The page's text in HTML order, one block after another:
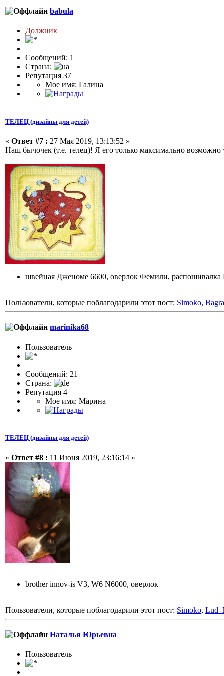
babula
Должник
Сообщений: 1
Страна:
Репутация 37
Мое имя: Галина
ТЕЛЕЦ (дизайны для детей)
« Ответ #7 : 27 Мая 2019, 13:13:52 »
Наш бычочек (т.е. телец)! Я его только максимально
швейная Дженоме 6600, оверлок Фемили,
Пользователи, которые поблагодарили этот пост: Simoko,
marinika68
Пользоватeль
Сообщений: 21
Страна:
Репутация 4
Мое имя: Марина
ТЕЛЕЦ (дизайны для детей)
« Ответ #8 : 11 Июня 2019, 23:16:14 »
brother innov-is V3, W6 N6000, оверлок
Пользователи, которые поблагодарили этот пост: Simoko,
Наталья Юрьевна
Пользовaтeль